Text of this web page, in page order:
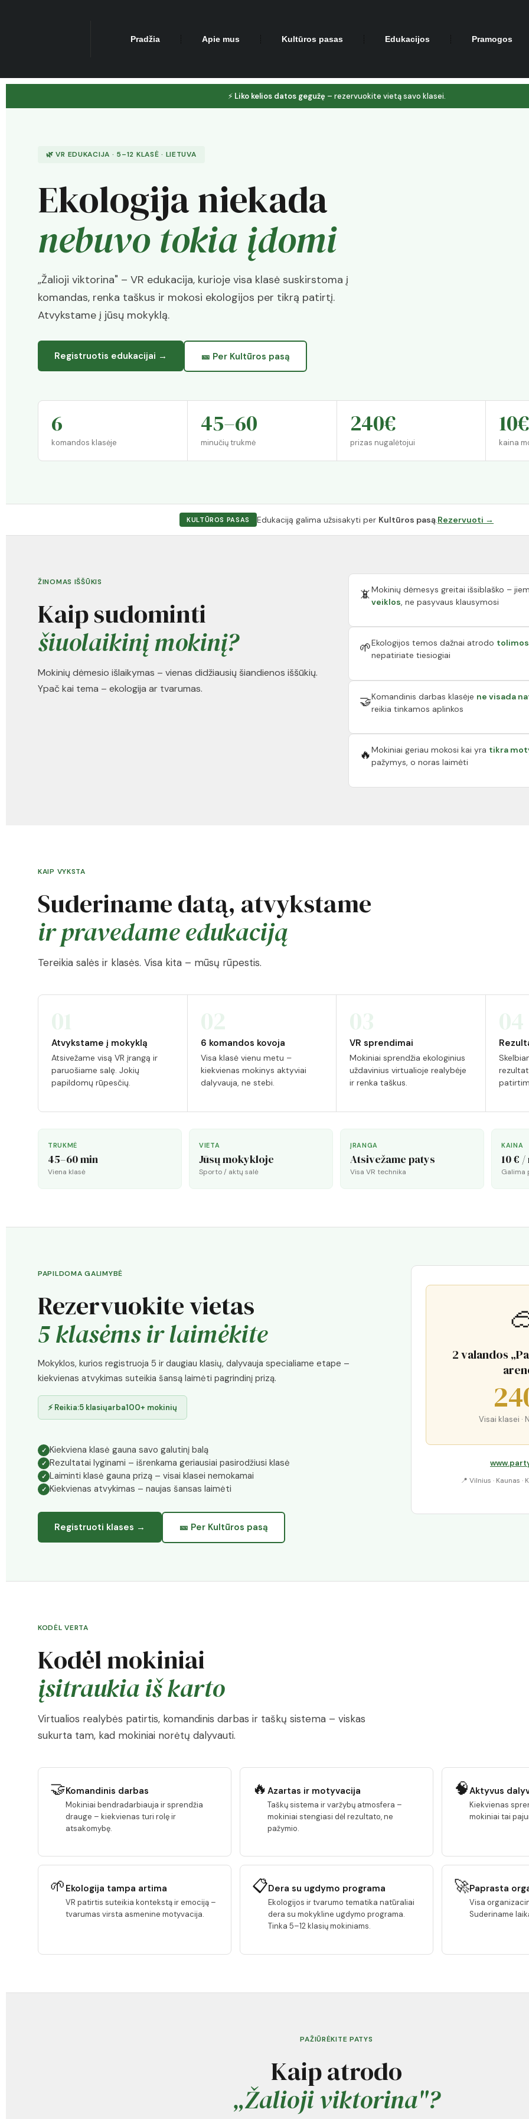
Pradžia Apie mus Kultūros pasas Edukacijos Pramogos
⚡ Liko kelios datos gegužę – rezervuokite vietą savo klasei.
🌿 VR EDUKACIJA · 5–12 KLASĖ · LIETUVA
Ekologija niekada
nebuvo tokia įdomi
„Žalioji viktorina" – VR edukacija, kurioje visa klasė suskirstoma į
komandas, renka taškus ir mokosi ekologijos per tikrą patirtį.
Atvykstame į jūsų mokyklą.
Registruotis edukacijai → 🎫 Per Kultūros pasą
6
komandos klasėje
45–60
minučių trukmė
240€
prizas nugalėtojui
10€
kaina
KULTŪROS PASAS Edukaciją galima užsisakyti per Kultūros pasą Rezervuoti →
ŽINOMAS IŠŠŪKIS
Kaip sudominti
šiuolaikinį mokinį?
Mokinių dėmesio išlaikymas – vienas didžiausių šiandienos iššūkių.
Ypač kai tema – ekologija ar tvarumas.
📵Mokinių dėmesys greitai išsiblaško –
veiklos, ne pasyvaus klausymosi
🌱Ekologijos temos dažnai atrodo
nepatiriate tiesiogiai
🤝Komandinis darbas klasėje ne visada
reikia tinkamos aplinkos
🔥Mokiniai geriau mokosi kai yra tikra
pažymys, o noras laimėti
KAIP VYKSTA
Suderiname datą, atvykstame
ir pravedame edukaciją
Tereikia salės ir klasės. Visa kita – mūsų rūpestis.
Atvykstame į mokyklą
Atsivežame visą VR įrangą ir
paruošiame salę. Jokių
papildomų rūpesčių.
6 komandos kovoja
Visa klasė vienu metu –
kiekvienas mokinys aktyviai
dalyvauja, ne stebi.
VR sprendimai
Mokiniai sprendžia ekologinius
uždavinius virtualioje realybėje
ir renka taškus.
TRUKMĖ
45–60 min
Viena klasė
VIETA
Jūsų mokykloje
Sporto / aktų salė
ĮRANGA
Atsivežame patys
Visa VR technika
KAINA
10 €
Galima
PAPILDOMA GALIMYBĖ
Rezervuokite vietas
5 klasėms ir laimėkite
Mokyklos, kurios registruoja 5 ir daugiau klasių, dalyvauja specialiame etape –
kiekvienas atvykimas suteikia šansą laimėti pagrindinį prizą.
⚡ Reikia:5 klasiųarba100+ mokinių
Kiekviena klasė gauna savo galutinį balą
Rezultatai lyginami – išrenkama geriausiai pasirodžiusi klasė
Laiminti klasė gauna prizą – visai klasei nemokamai
Kiekvienas atvykimas – naujas šansas laimėti
Registruoti klases → 🎫 Per Kultūros pasą
2 valandos
Visai klasei ·
📍 Vilnius · Kaunas ·
KODĖL VERTA
Kodėl mokiniai
įsitraukia iš karto
Virtualios realybės patirtis, komandinis darbas ir taškų sistema – viskas
sukurta tam, kad mokiniai norėtų dalyvauti.
🤝Komandinis darbas
Mokiniai bendradarbiauja ir sprendžia
drauge – kiekvienas turi rolę ir
atsakomybę.
🔥 Azartas ir motyvacija
Taškų sistema ir varžybų atmosfera –
mokiniai stengiasi dėl rezultato, ne
pažymio.
🧠Aktyvus
Kiekvienas
mokiniai tai
🌱 Ekologija tampa artima
VR patirtis suteikia kontekstą ir emociją –
tvarumas virsta asmenine motyvacija.
📋Dera su ugdymo programa
Ekologijos ir tvarumo tematika natūraliai
dera su mokykline ugdymo programa.
Tinka 5–12 klasių mokiniams.
🚀Paprasta
Visa
Suderiname
PAŽIŪRĖKITE PATYS
Kaip atrodo
„Žalioji viktorina"?